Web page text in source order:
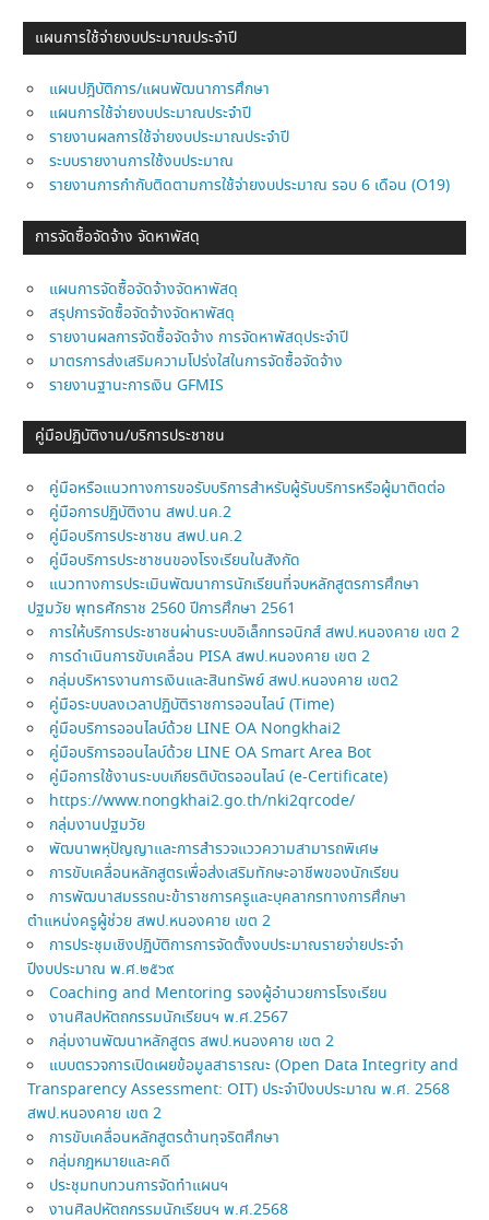
แผนการใช้จ่ายงบประมาณประจำปี
แผนปฎิบัติการ/แผนพัฒนาการศึกษา
แผนการใช้จ่ายงบประมาณประจำปี
รายงานผลการใช้จ่ายงบประมาณประจำปี
ระบบรายงานการใช้งบประมาณ
รายงานการกำกับติดตามการใช้จ่ายงบประมาณ รอบ 6 เดือน (O19)
การจัดซื้อจัดจ้าง จัดหาพัสดุ
แผนการจัดซื้อจัดจ้างจัดหาพัสดุ
สรุปการจัดซื้อจัดจ้างจัดหาพัสดุ
รายงานผลการจัดซื้อจัดจ้าง การจัดหาพัสดุประจำปี
มาตรการส่งเสริมความโปร่งใสในการจัดซื้อจัดจ้าง
รายงานฐานะการเงิน GFMIS
คู่มือปฏิบัติงาน/บริการประชาชน
คู่มือหรือแนวทางการขอรับบริการสำหรับผู้รับบริการหรือผู้มาติดต่อ
คู่มือการปฏิบัติงาน สพป.นค.2
คู่มือบริการประชาชน สพป.นค.2
คู่มือบริการประชาชนของโรงเรียนในสังกัด
แนวทางการประเมินพัฒนาการนักเรียนที่จบหลักสูตรการศึกษา
ปฐมวัย พุทธศักราช 2560 ปีการศึกษา 2561
การให้บริการประชาชนผ่านระบบอิเล็กทรอนิกส์ สพป.หนองคาย เขต 2
การดำเนินการขับเคลื่อน PISA สพป.หนองคาย เขต 2
กลุ่มบริหารงานการเงินและสินทรัพย์ สพป.หนองคาย เขต2
คู่มือระบบลงเวลาปฏิบัติราชการออนไลน์ (Time)
คู่มือบริการออนไลบ์ด้วย LINE OA Nongkhai2
คู่มือบริการออนไลบ์ด้วย LINE OA Smart Area Bot
คู่มือการใช้งานระบบเกียรติบัตรออนไลน์ (e-Certificate)
https://www.nongkhai2.go.th/nki2qrcode/
กลุ่มงานปฐมวัย
พัฒนาพหุปัญญาและการสำรวจแววความสามารถพิเศษ
การขับเคลื่อนหลักสูตรเพื่อส่งเสริมทักษะอาชีพของนักเรียน
การพัฒนาสมรรถนะข้าราชการครูและบุคลากรทางการศึกษา
ตำแหน่งครูผู้ช่วย สพป.หนองคาย เขต 2
การประชุมเชิงปฏิบัติการการจัดตั้งงบประมาณรายจ่ายประจำ
ปีงบประมาณ พ.ศ.๒๕๖๙
Coaching and Mentoring รองผู้อำนวยการโรงเรียน
งานศิลปหัตถกรรมนักเรียนฯ พ.ศ.2567
กลุ่มงานพัฒนาหลักสูตร สพป.หนองคาย เขต 2
แบบตรวจการเปิดเผยข้อมูลสาธารณะ (Open Data Integrity and
Transparency Assessment: OIT) ประจำปีงบประมาณ พ.ศ. 2568
สพป.หนองคาย เขต 2
การขับเคลื่อนหลักสูตรต้านทุจริตศึกษา
กลุ่มกฎหมายและคดี
ประชุมทบทวนการจัดทำแผนฯ
งานศิลปหัตถกรรมนักเรียนฯ พ.ศ.2568